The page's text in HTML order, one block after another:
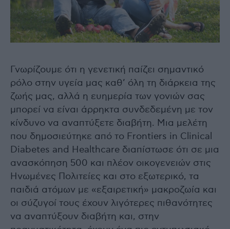
Γνωρίζουμε ότι η γενετική παίζει σημαντικό
ρόλο στην υγεία μας καθ’ όλη τη διάρκεια της
ζωής μας, αλλά η ευημερία των γονιών σας
μπορεί να είναι άρρηκτα συνδεδεμένη με τον
κίνδυνο να αναπτύξετε διαβήτη. Μια μελέτη
που δημοσιεύτηκε από το Frontiers in Clinical
Diabetes and Healthcare διαπίστωσε ότι σε μια
ανασκόπηση 500 και πλέον οικογενειών στις
Ηνωμένες Πολιτείες και στο εξωτερικό, τα
παιδιά ατόμων με «εξαιρετική» μακροζωία και
οι σύζυγοί τους έχουν λιγότερες πιθανότητες
να αναπτύξουν διαβήτη και, στην